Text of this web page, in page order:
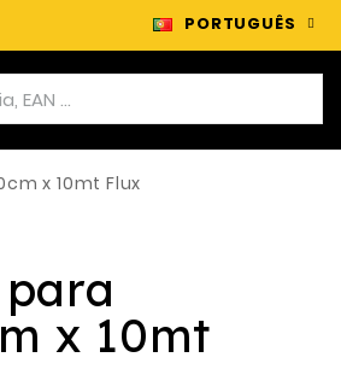
PORTUGUÊS
x 10mt Flux
x 10mt